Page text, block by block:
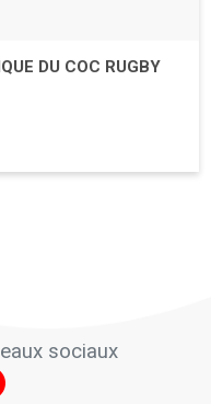
DU COC RUGBY
sociaux